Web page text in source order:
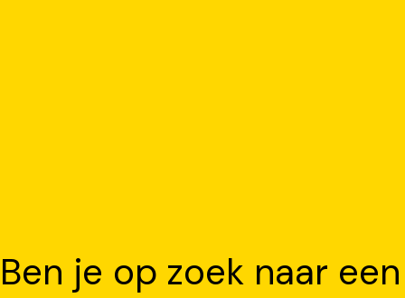
Ben je op zoek naar een